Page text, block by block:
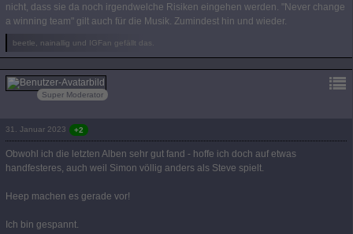
nicht, dass sie da noch irgendwelche Risiken eingehen werden. "Never change
a winning team" gilt auch für die Musik. Zumindest hin und wieder.
beetle, nainallig und IGFan gefällt das.
Kalle
Super Moderator
31. Januar 2023 +2
Obwohl ich die letzten Alben sehr gut fand - hoffe ich doch auf etwas
handfesteres, auch weil Simon völlig anders als Steve spielt.
Heep machen es gerade vor!
Ich bin gespannt.